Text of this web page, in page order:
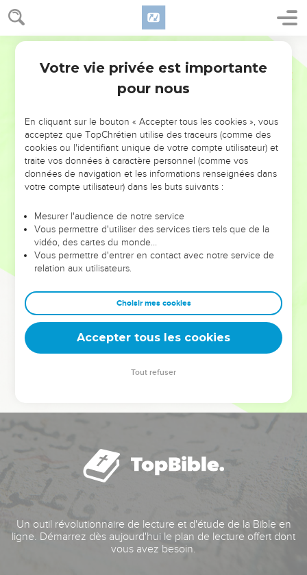
NE MANQUEZ PAS L’ÉVÉNEMENT
DE L’ANNÉE !
ET SI LEURS ERREURS POUVAIENT VOUS ÉVITER LES
VOTRES ?
leur foi ou leur vision. Mais on voit moins les doutes, les erreurs
et les saisons difficiles qu'ils ont traversés, alors même que ce
sont elles qui les ont façonnés.
Dans cette conférence, leaders, entrepreneurs, et responsables
clés pour avancer avec plus de sagesse afin que leurs erreurs
deviennent vos tremplins. Que vous guidiez un ministère, une
équipe, un groupe ou une famille, leur expérience est faite
Un outil révolutionnaire de lecture et d'étude de la Bible en
ligne. Démarrez dès aujourd'hui le plan de lecture offert dont
vous avez besoin.
Votre vie privée est importante
pour nous
En cliquant sur le bouton « Accepter tous les cookies », vous
acceptez que TopChrétien utilise des traceurs (comme des
cookies ou l'identifiant unique de votre compte utilisateur) et
traite vos données à caractère personnel (comme vos
données de navigation et les informations renseignées dans
votre compte utilisateur) dans les buts suivants :
Mesurer l'audience de notre service
Vous permettre d'utiliser des services tiers tels que de la
vidéo, des cartes du monde…
Vous permettre d'entrer en contact avec notre service de
relation aux utilisateurs.
Choisir mes cookies
Accepter tous les cookies
Tout refuser